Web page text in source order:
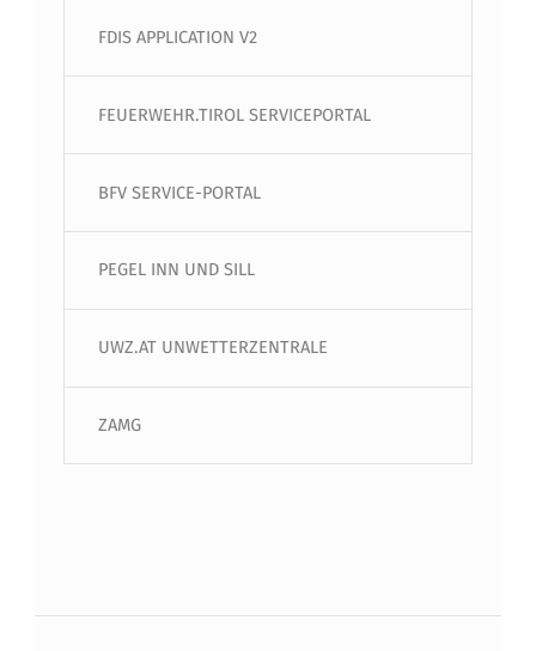
FDIS APPLICATION V2
FEUERWEHR.TIROL SERVICEPORTAL
BFV SERVICE-PORTAL
PEGEL INN UND SILL
UWZ.AT UNWETTERZENTRALE
ZAMG
Beitragsnavigation